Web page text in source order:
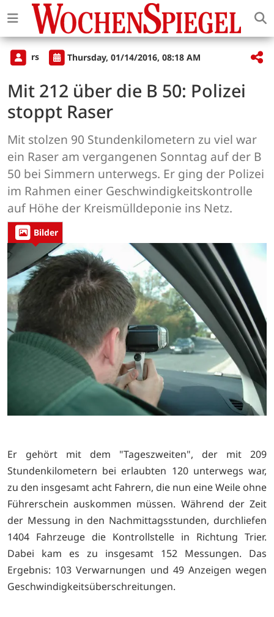
rs Thursday, 01/14/2016, 08:18 AM
Mit 212 über die B 50: Polizei
stoppt Raser
Mit stolzen 90 Stundenkilometern zu viel war
ein Raser am vergangenen Sonntag auf der B
50 bei Simmern unterwegs. Er ging der Polizei
im Rahmen einer Geschwindigkeitskontrolle
auf Höhe der Kreismülldeponie ins Netz.
Bilder
Er gehört mit dem "Tageszweiten", der mit 209
Stundenkilometern bei erlaubten 120 unterwegs war,
zu den insgesamt acht Fahrern, die nun eine Weile ohne
Führerschein auskommen müssen. Während der Zeit
der Messung in den Nachmittagsstunden, durchliefen
1404 Fahrzeuge die Kontrollstelle in Richtung Trier.
Dabei kam es zu insgesamt 152 Messungen. Das
Ergebnis: 103 Verwarnungen und 49 Anzeigen wegen
Geschwindigkeitsüberschreitungen.